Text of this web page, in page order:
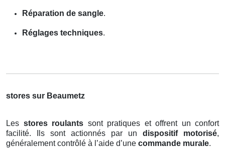
Réparation de sangle.
Réglages techniques.
stores sur Beaumetz
Les stores roulants sont pratiques et offrent un confort
facilité. Ils sont actionnés par un dispositif motorisé,
généralement contrôlé à l’aide d’une commande murale.